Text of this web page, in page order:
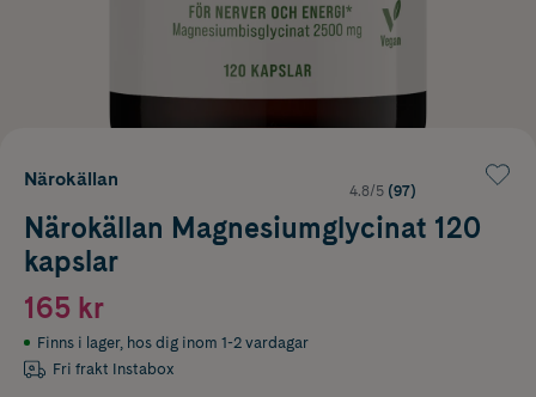
Närokällan
4.8/5 (97)
Närokällan Magnesiumglycinat 120
kapslar
165 kr
Finns i lager, hos dig inom 1-2 vardagar
Fri frakt Instabox